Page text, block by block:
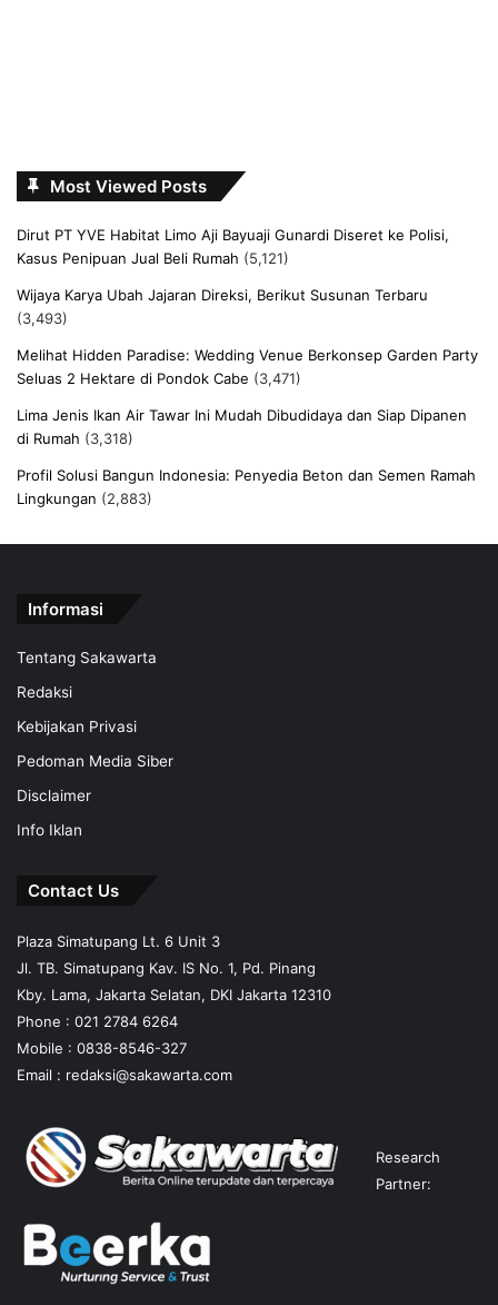
Most Viewed Posts
Dirut PT YVE Habitat Limo Aji Bayuaji Gunardi Diseret ke Polisi,
Kasus Penipuan Jual Beli Rumah (5,121)
Wijaya Karya Ubah Jajaran Direksi, Berikut Susunan Terbaru
(3,493)
Melihat Hidden Paradise: Wedding Venue Berkonsep Garden Party
Seluas 2 Hektare di Pondok Cabe (3,471)
Lima Jenis Ikan Air Tawar Ini Mudah Dibudidaya dan Siap Dipanen
di Rumah (3,318)
Profil Solusi Bangun Indonesia: Penyedia Beton dan Semen Ramah
Lingkungan (2,883)
Informasi
Tentang Sakawarta
Redaksi
Kebijakan Privasi
Pedoman Media Siber
Disclaimer
Info Iklan
Contact Us
Plaza Simatupang Lt. 6 Unit 3
Jl. TB. Simatupang Kav. IS No. 1, Pd. Pinang
Kby. Lama, Jakarta Selatan, DKI Jakarta 12310
Phone : 021 2784 6264
Mobile : 0838-8546-327
Email : redaksi@sakawarta.com
Research
Partner: